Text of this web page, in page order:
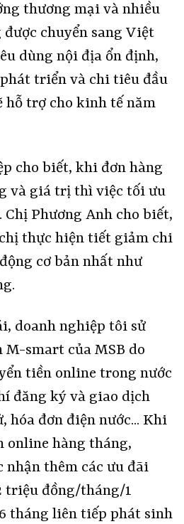
thương mại và nhiều
chuyển sang Việt
dùng nội địa ổn định,
triển và chi tiêu đầu
hỗ trợ cho kinh tế năm
cho biết, khi đơn hàng
và giá trị thì việc tối ưu
Phương Anh cho biết,
thực hiện tiết giảm chi
cơ bản nhất như
doanh nghiệp tôi sử
smart của MSB do
tiền online trong nước
đăng ký và giao dịch
hóa đơn điện nước... Khi
online hàng tháng,
nhận thêm các ưu đãi
triệu đồng/tháng/1
tháng liên tiếp phát sinh